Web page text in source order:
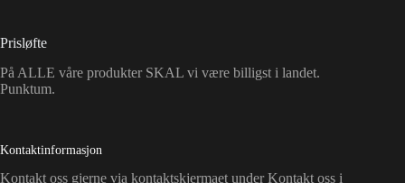
Prisløfte
På ALLE våre produkter SKAL vi være billigst i landet.
Punktum.
Kontaktinformasjon
Kontakt oss gjerne via kontaktskjermaet under Kontakt oss i